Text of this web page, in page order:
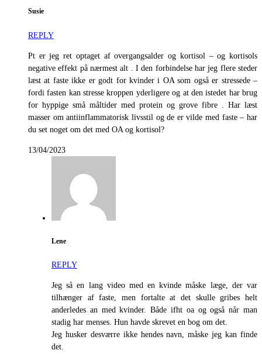
Susie
REPLY
Pt er jeg ret optaget af overgangsalder og kortisol – og kortisols
negative effekt på nærmest alt . I den forbindelse har jeg flere steder
læst at faste ikke er godt for kvinder i OA som også er stressede –
fordi fasten kan stresse kroppen yderligere og at den istedet har brug
for hyppige små måltider med protein og grove fibre . Har læst
masser om antiinflammatorisk livsstil og de er vilde med faste – har
du set noget om det med OA og kortisol?
13/04/2023
Lene
REPLY
Jeg så en lang video med en kvinde måske læge, der var
tilhænger af faste, men fortalte at det skulle gribes helt
anderledes an med kvinder. Både ifht oa og også når man
stadig har menses. Hun havde skrevet en bog om det.
Jeg husker desværre ikke hendes navn, måske jeg kan finde
det.